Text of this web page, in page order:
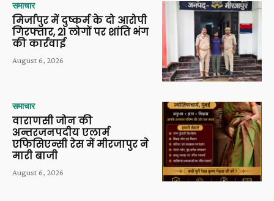
समाचार
मिर्जापुर में दुष्कर्म के दो आरोपी
गिरफ्तार, 21 लोगों पर शांति भंग
की कार्रवाई
August 6, 2026
समाचार
वाराणसी जोन की
अन्तरजनपदीय एलार्म
एफिसिएन्सी रेस में मीरजापुर ने
मारी बाजी
August 6, 2026